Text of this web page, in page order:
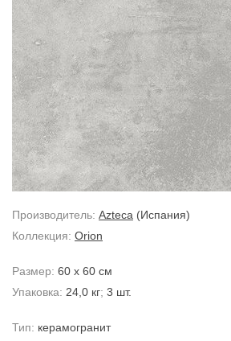
Производитель: Azteca (Испания)
Коллекция: Orion
Размер: 60 x 60 см
Упаковка: 24,0 кг; 3 шт.
Тип: керамогранит